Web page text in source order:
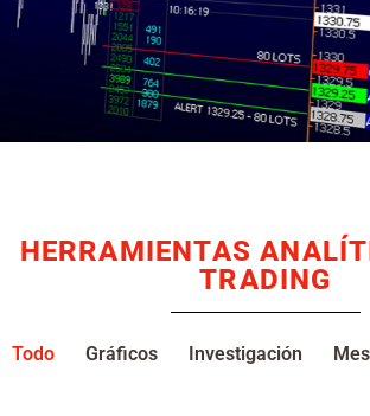
HERRAMIENTAS
TRADING
Todo Gráficos Investigación